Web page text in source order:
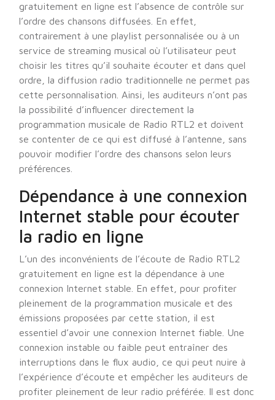
gratuitement en ligne est l’absence de contrôle sur
l’ordre des chansons diffusées. En effet,
contrairement à une playlist personnalisée ou à un
service de streaming musical où l’utilisateur peut
choisir les titres qu’il souhaite écouter et dans quel
ordre, la diffusion radio traditionnelle ne permet pas
cette personnalisation. Ainsi, les auditeurs n’ont pas
la possibilité d’influencer directement la
programmation musicale de Radio RTL2 et doivent
se contenter de ce qui est diffusé à l’antenne, sans
pouvoir modifier l’ordre des chansons selon leurs
préférences.
Dépendance à une connexion
Internet stable pour écouter
la radio en ligne
L’un des inconvénients de l’écoute de Radio RTL2
gratuitement en ligne est la dépendance à une
connexion Internet stable. En effet, pour profiter
pleinement de la programmation musicale et des
émissions proposées par cette station, il est
essentiel d’avoir une connexion Internet fiable. Une
connexion instable ou faible peut entraîner des
interruptions dans le flux audio, ce qui peut nuire à
l’expérience d’écoute et empêcher les auditeurs de
profiter pleinement de leur radio préférée. Il est donc